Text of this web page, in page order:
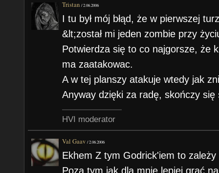
Tristan /2.06.2006
I tu był mój błąd, że w pierwszej
&lt;został mi jeden zombie przy
Potwierdza się to co najgorsze, że
ma zaatakowac.
A w tej planszy atakuje wtedy jak
Anyway dzięki za radę, skończy
HVI moderator
Val Gaav /2.06.2006
Ekhem Z tym Godrick'iem to
Poza tym jak dla mnie lepiej grać